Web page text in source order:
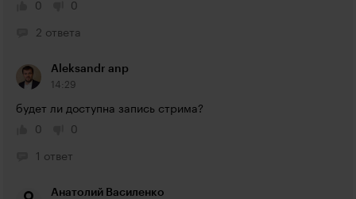
0
0
2 ответа
Aleksandr anp
14:29
будет ли доступна запись стрима?
0
0
1 ответ
Анатолий Василенко